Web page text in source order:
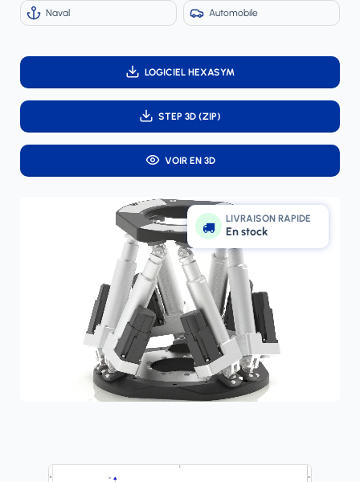
Naval Automobile
LOGICIEL HEXASYM
STEP 3D (ZIP)
VOIR EN 3D
LIVRAISON RAPIDE
En stock